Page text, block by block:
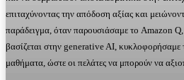
επιταχύνοντας την απόδοση αξίας και
παράδειγμα, όταν παρουσιάσαμε το Amazon
βασίζεται στην generative AI, κυκλοφορήσαμε
μαθήματα, ώστε οι πελάτες να μπορούν να